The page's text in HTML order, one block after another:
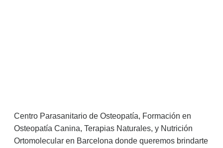
Centro Parasanitario de Osteopatía, Formación en
Osteopatía Canina, Terapias Naturales, y Nutrición
Ortomolecular en Barcelona donde queremos brindarte